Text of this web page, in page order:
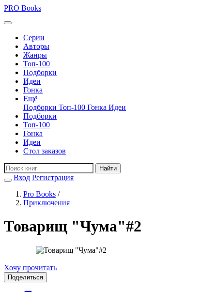
PRO Books
Серии
Авторы
Жанры
Топ-100
Подборки
Идеи
Гонка
Ещё
Подборки Топ-100 Гонка Идеи
Подборки
Топ-100
Гонка
Идеи
Стол заказов
Найти
Вход Регистрация
Pro Books /
Приключения
Товарищ "Чума"#2
Хочу прочитать
Поделиться